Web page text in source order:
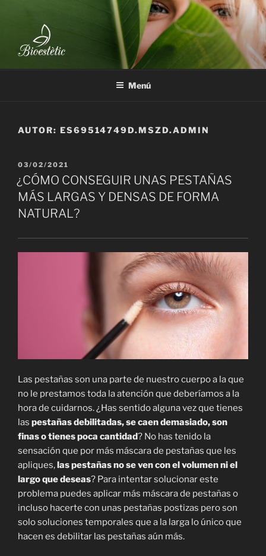
contenido
BIOESTÈTIC
Menú
AUTOR: ES69514749D.MSZD.ADMIN
PUBLICADO
EL
03/02/2021
¿CÓMO CONSEGUIR UNAS PESTAÑAS
MÁS LARGAS Y DENSAS DE FORMA
NATURAL?
Las pestañas son una parte de nuestro cuerpo a la que
no le prestamos toda la atención que deberíamos a la
hora de cuidarnos. ¿Has sentido alguna vez que tienes
las pestañas debilitadas, se caen demasiado, son
finas o tienes poca cantidad? No has tenido la
sensación que por más máscara de pestañas que les
apliques,las pestañas no se ven con el volumen ni el
largo que deseas? Para intentar solucionar este
problema puedes aplicar más máscara de pestañas o
incluso hacerte con unas pestañas postizas pero son
solo soluciones temporales que a la larga lo único que
hacen es debilitar las pestañas aún más.